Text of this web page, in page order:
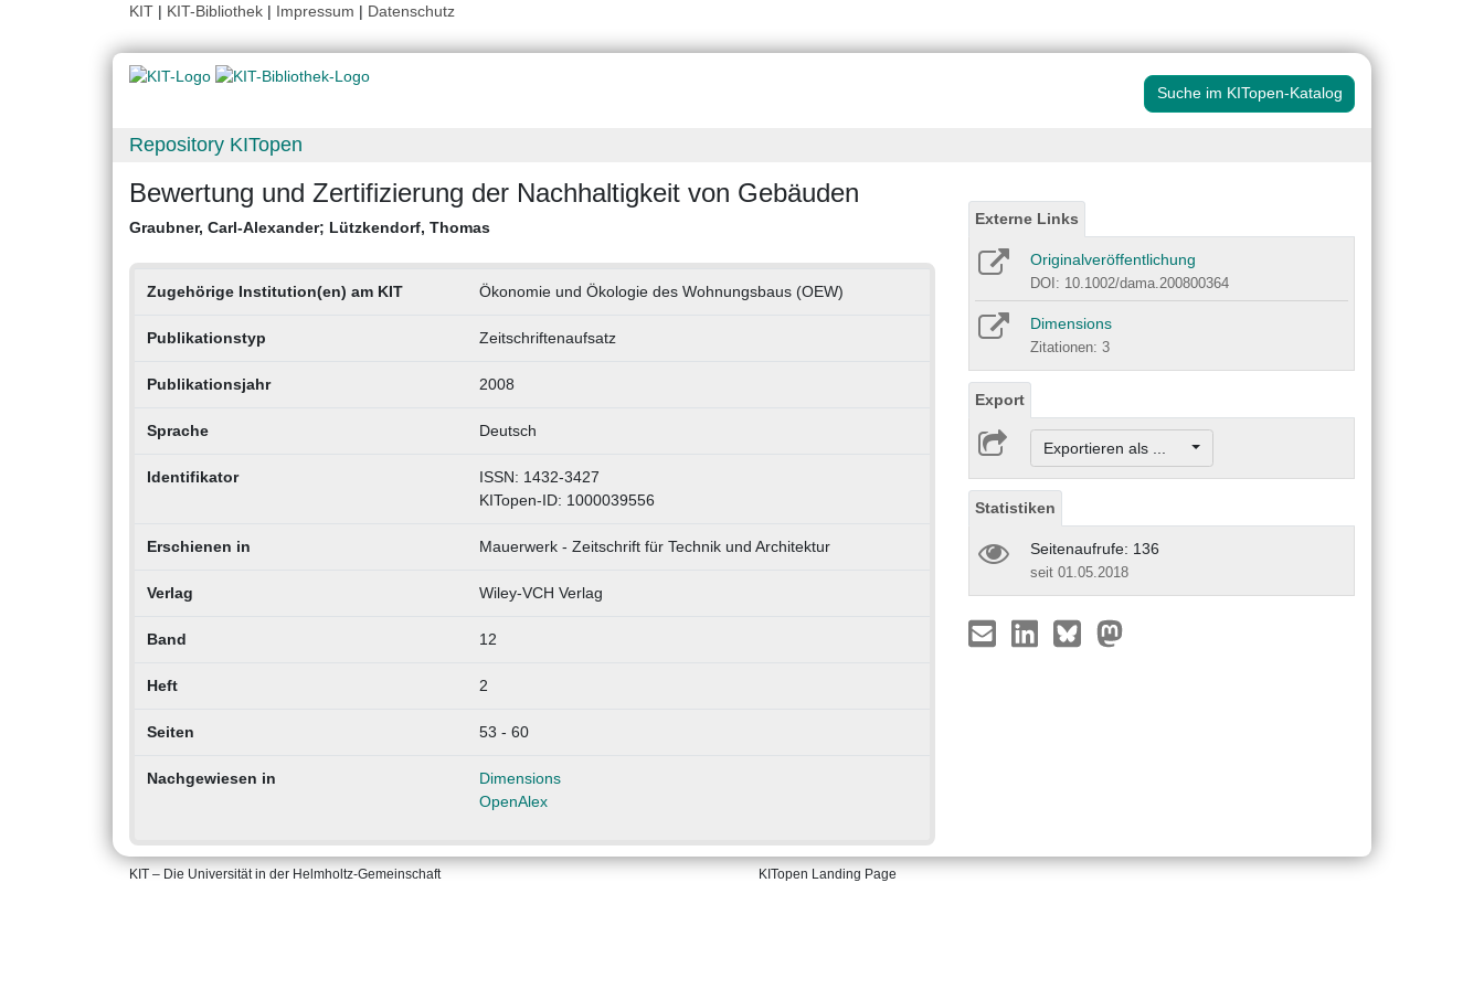
KIT | KIT-Bibliothek | Impressum | Datenschutz
Suche im KITopen-Katalog
Repository KITopen
Bewertung und Zertifizierung der Nachhaltigkeit von Gebäuden
Graubner, Carl-Alexander; Lützkendorf, Thomas
Zugehörige Institution(en) am KIT Ökonomie und Ökologie des Wohnungsbaus (OEW)
Publikationstyp Zeitschriftenaufsatz
Publikationsjahr 2008
Sprache Deutsch
Identifikator
ISSN: 1432-3427
KITopen-ID: 1000039556
Erschienen in Mauerwerk - Zeitschrift für Technik und Architektur
Verlag Wiley-VCH Verlag
Band 12
Heft 2
Seiten 53 - 60
Nachgewiesen in
Dimensions
OpenAlex
Externe Links
Originalveröffentlichung
DOI: 10.1002/dama.200800364
Dimensions
Zitationen: 3
Export
Exportieren als ...
Statistiken
Seitenaufrufe: 136
seit 01.05.2018
KIT – Die Universität in der Helmholtz-Gemeinschaft KITopen Landing Page